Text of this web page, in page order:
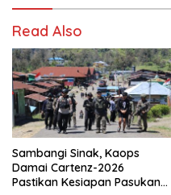
Read Also
Sambangi Sinak, Kaops
Damai Cartenz-2026
Pastikan Kesiapan Pasukan